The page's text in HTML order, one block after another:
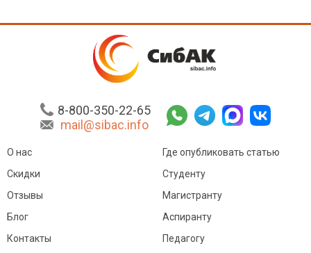
8-800-350-22-65
mail@sibac.info
О нас
Скидки
Отзывы
Блог
Контакты
Где опубликовать статью
Студенту
Магистранту
Аспиранту
Педагогу